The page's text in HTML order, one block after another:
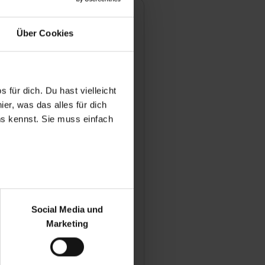
Über Cookies
für dich. Du hast vielleicht
was das alles für dich
kennst. Sie muss einfach
bei Benutzung der
zu analysieren
soziale Medien, Werbung
Marketing“). Unsere
bereitgestellt hast oder die
Social Media und
Marketing
/ Architektur, Dienstleistung,